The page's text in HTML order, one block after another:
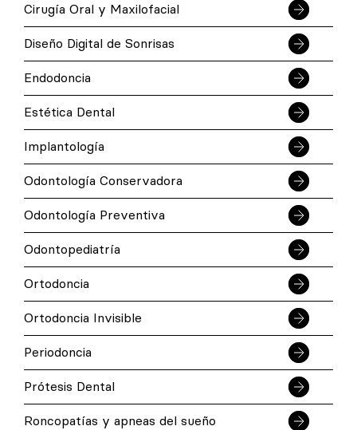
Cirugía Oral y Maxilofacial
Diseño Digital de Sonrisas
Endodoncia
Estética Dental
Implantología
Odontología Conservadora
Odontología Preventiva
Odontopediatría
Ortodoncia
Ortodoncia Invisible
Periodoncia
Prótesis Dental
Roncopatías y apneas del sueño